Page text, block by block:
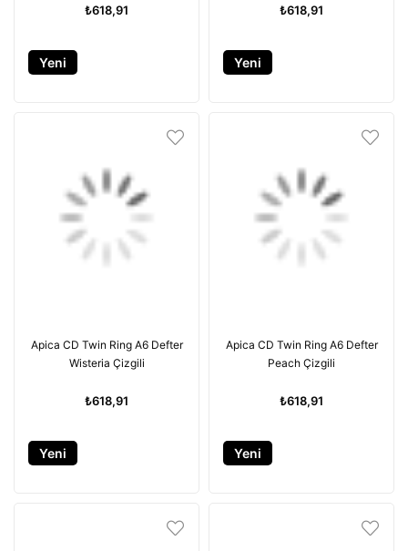
₺618,91
Yeni
₺618,91
Yeni
Apica CD Twin Ring A6 Defter
Wisteria Çizgili
₺618,91
Yeni
Apica CD Twin Ring A6 Defter
Peach Çizgili
₺618,91
Yeni